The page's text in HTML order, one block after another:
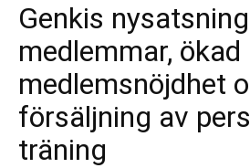
Genkis
medlemmar, ökad
medlemsnöjdhet
försäljning av
träning